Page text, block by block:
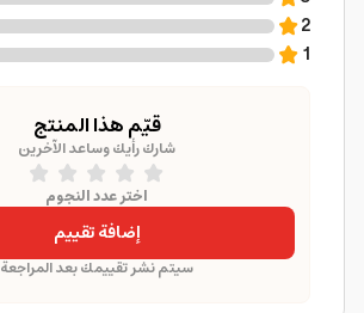
2
1
قيّم هذا المنتج
شارك رأيك وساعد الآخرين
اختر عدد النجوم
إضافة تقييم
سيتم نشر تقييمك بعد المراجعة